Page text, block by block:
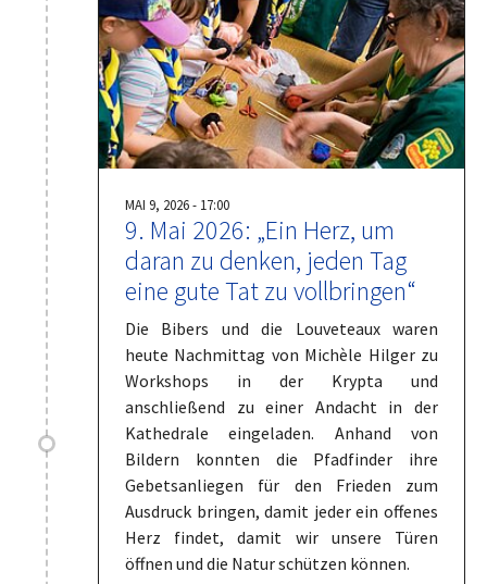
MAI 9, 2026 - 17:00
9. Mai 2026: „Ein Herz, um
daran zu denken, jeden Tag
eine gute Tat zu vollbringen“
Die Bibers und die Louveteaux waren
heute Nachmittag von Michèle Hilger zu
Workshops in der Krypta und
anschließend zu einer Andacht in der
Kathedrale eingeladen. Anhand von
Bildern konnten die Pfadfinder ihre
Gebetsanliegen für den Frieden zum
Ausdruck bringen, damit jeder ein offenes
Herz findet, damit wir unsere Türen
öffnen und die Natur schützen können.